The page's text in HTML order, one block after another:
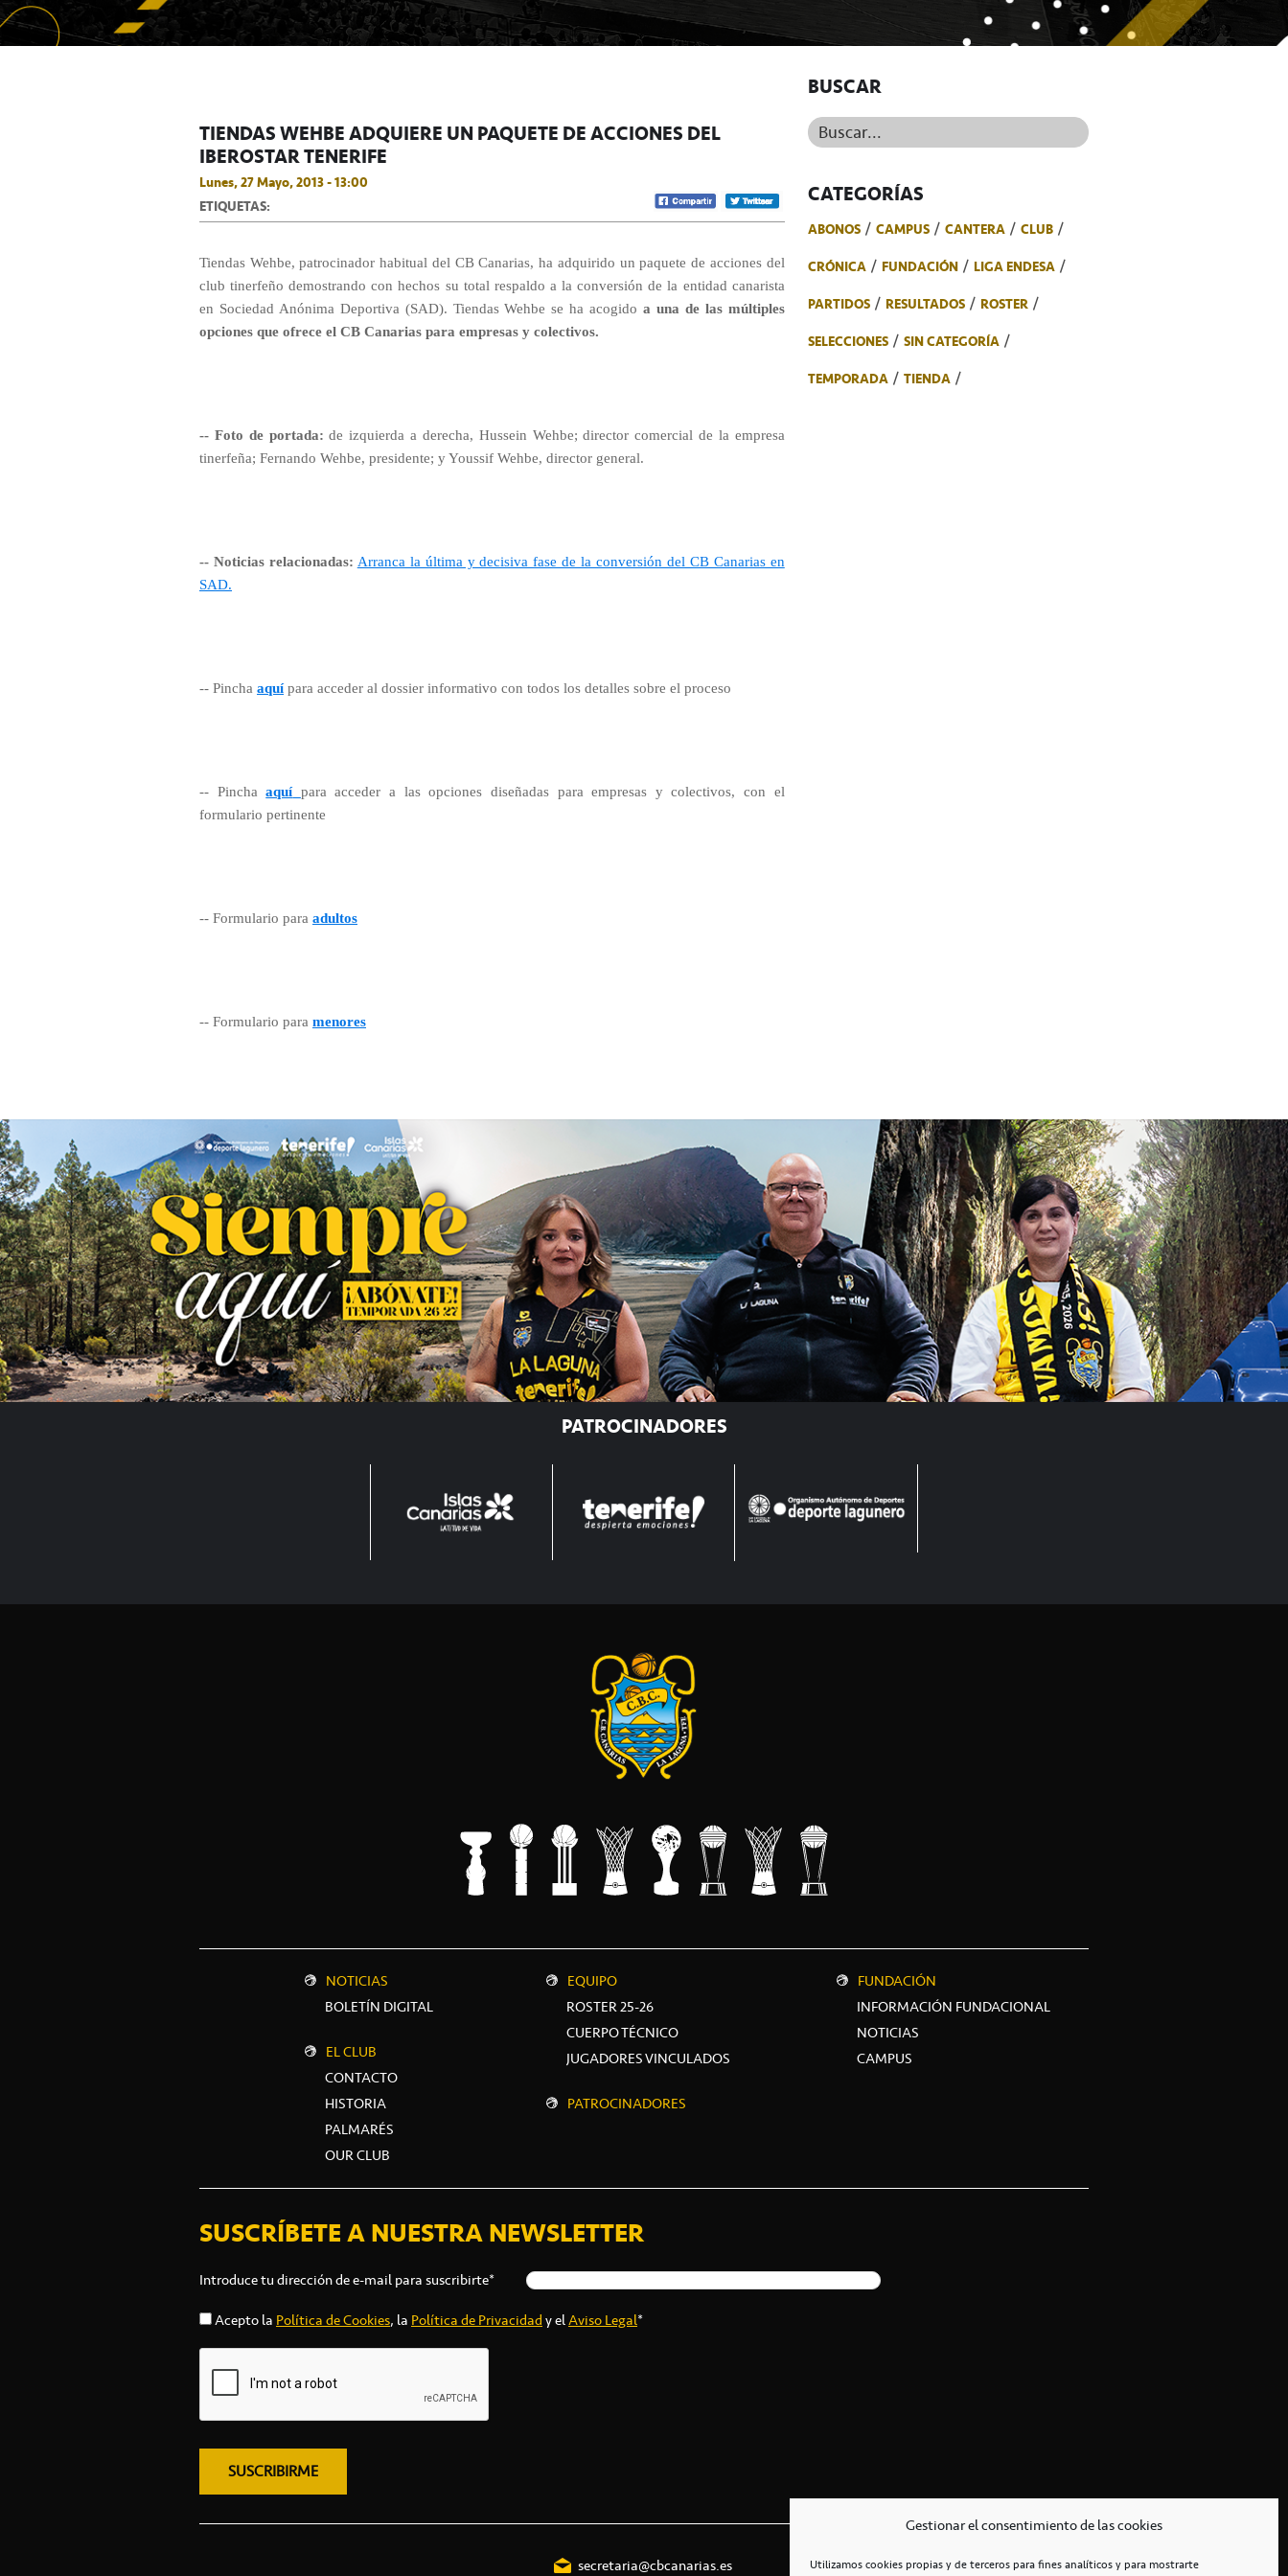
Gestionar el consentimiento de las cookies
Utilizamos cookies propias y de terceros para fines analíticos y para mostrarte
TIENDAS WEHBE ADQUIERE UN PAQUETE DE ACCIONES DEL
IBEROSTAR TENERIFE
Lunes, 27 Mayo, 2013 - 13:00
ETIQUETAS:
Tiendas Wehbe, patrocinador habitual del CB Canarias, ha adquirido un paquete de acciones del
club tinerfeño demostrando con hechos su total respaldo a la conversión de la entidad canarista
en Sociedad Anónima Deportiva (SAD). Tiendas Wehbe se ha acogidoa una de las múltiples
opciones que ofrece el CB Canarias para empresas y colectivos.
-- Foto de portada:de izquierda a derecha, Hussein Wehbe; director comercial de la empresa
tinerfeña; Fernando Wehbe, presidente; y Youssif Wehbe, director general.
-- Noticias relacionadas: Arranca la última y decisiva fase de la conversión del CB Canarias en
SAD.
-- Pincha aquípara acceder al dossier informativo con todos los detalles sobre el proceso
-- Pincha aquí para acceder a las opciones diseñadas para empresas y colectivos, con el
formulario pertinente
-- Formulario para adultos
-- Formulario para menores
BUSCAR
Buscar...
CATEGORÍAS
ABONOS CAMPUS CANTERA
CLUB
CRÓNICA
FUNDACIÓN
LIGA ENDESA
PARTIDOS
RESULTADOS
ROSTER
SELECCIONES
SIN CATEGORÍA
TEMPORADA
TIENDA
PATROCINADORES
NOTICIAS
BOLETÍN DIGITAL
EL CLUB
CONTACTO
HISTORIA
PALMARÉS
OUR CLUB
EQUIPO
ROSTER 25-26
CUERPO TÉCNICO
JUGADORES VINCULADOS
PATROCINADORES
FUNDACIÓN
INFORMACIÓN FUNDACIONAL
NOTICIAS
CAMPUS
SUSCRÍBETE A NUESTRA NEWSLETTER
Introduce tu dirección de e-mail para suscribirte*
Acepto la Política de Cookies, la Política de Privacidady elAviso Legal*
secretaria@cbcanarias.es